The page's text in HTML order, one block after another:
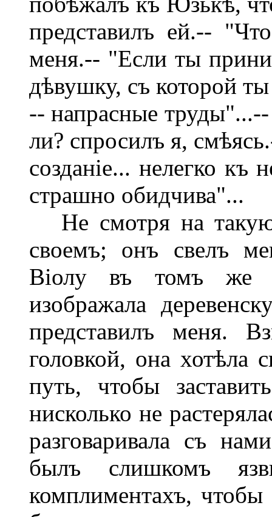
представилъ ей.--
меня.-- "Если ты
дѣвушку, съ которой
-- напрасные
ли? спросилъ я,
созданіе... нелегко къ
страшно обидчива"...
Не смотря на такую
своемъ; онъ свелъ
Віолу въ томъ же
изображала
представилъ меня.
головкой, она хотѣла
путь, чтобы
нисколько не
разговаривала съ
былъ слишкомъ
комплиментахъ,